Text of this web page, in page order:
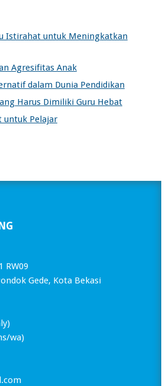
Istirahat untuk Meningkatkan
Agresifitas Anak
dalam Dunia Pendidikan
Harus Dimiliki Guru Hebat
untuk Pelajar
RW09
Gede, Kota Bekasi
wa)